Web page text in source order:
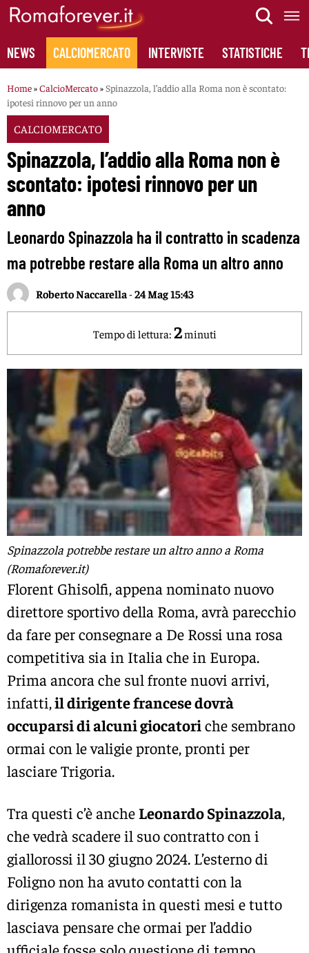
Skip
content
NEWS CALCIOMERCATO INTERVISTE STATISTICHE
Home»CalcioMercato»Spinazzola, l’addio alla Roma non è scontato:
ipotesi rinnovo per un anno
CALCIOMERCATO
Spinazzola, l’addio alla Roma non è
scontato: ipotesi rinnovo per un
anno
Leonardo Spinazzola ha il contratto in scadenza
ma potrebbe restare alla Roma un altro anno
Roberto Naccarella -24 Mag 15:43
Tempo di lettura: 2minuti
Spinazzola potrebbe restare un altro anno a Roma
(Romaforever.it)
Florent Ghisolfi, appena nominato nuovo
direttore sportivo della Roma, avrà parecchio
da fare per consegnare a De Rossi una rosa
competitiva sia in Italia che in Europa.
Prima ancora che sul fronte nuovi arrivi,
infatti,il dirigente francese dovrà
occuparsi di alcuni giocatoriche sembrano
ormai con le valigie pronte, pronti per
lasciare Trigoria.
Tra questi c’è ancheLeonardo Spinazzola,
che vedrà scadere il suo contratto con i
giallorossi il 30 giugno 2024. L’esterno di
Foligno non ha avuto contatti con la
dirigenza romanista in questi mesi e tutto
lasciava pensare che ormai per l’addio